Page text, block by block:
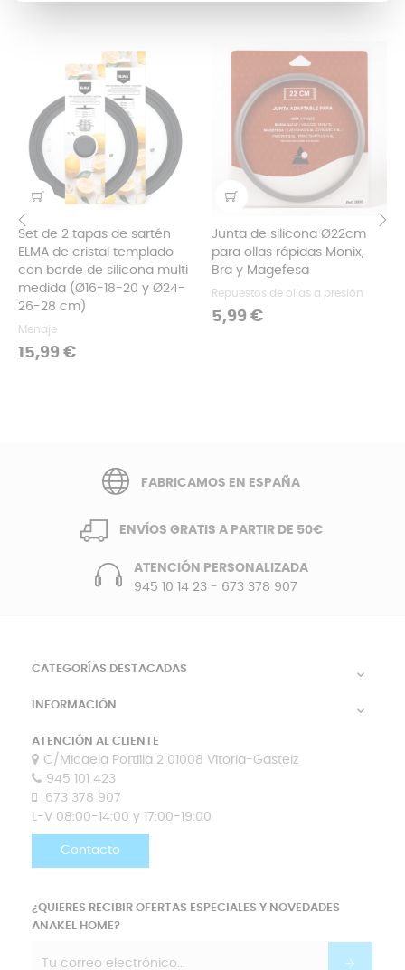
Set de 2 tapas de sartén
ELMA de cristal templado
con borde de silicona multi
medida (Ø16-18-20 y Ø24-
26-28 cm)
Menaje
Precio
15,99 €
Junta de silicona Ø22cm
para ollas rápidas Monix,
Bra y Magefesa
Repuestos de ollas a presión
Precio
5,99 €
‹
FABRICAMOS EN ESPAÑA
ENVÍOS GRATIS A PARTIR DE 50€
ATENCIÓN PERSONALIZADA
945 10 14 23- 673 378 907
CATEGORÍAS DESTACADAS 
INFORMACIÓN 
ATENCIÓN AL CLIENTE
C/Micaela Portilla 2 01008 Vitoria-Gasteiz
945 101 423
673 378 907
L-V 08:00-14:00 y 17:00-19:00
Contacto
¿QUIERES RECIBIR OFERTAS ESPECIALES Y NOVEDADES
ANAKEL HOME?